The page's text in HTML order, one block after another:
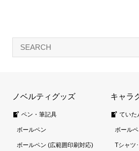
ノベルティグッズ
ペン・筆記具
ボールペン
ボールペン (広範囲印刷対応)
キャラ
ていた
ボール
Tシャツ